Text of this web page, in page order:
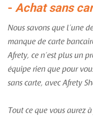
- Achat sans
Nous savons que l’une
manque de carte
Afrety, ce n’est plus un
équipe rien que pour
sans carte, avec Afrety
Tout ce que vous aurez